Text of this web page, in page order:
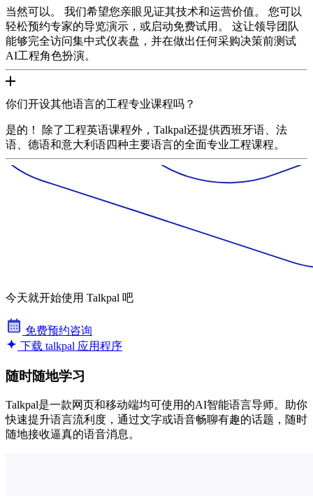
当然可以。 我们希望您亲眼见证其技术和运营价值。 您可以
轻松预约专家的导览演示，或启动免费试用。 这让领导团队
能够完全访问集中式仪表盘，并在做出任何采购决策前测试
AI工程角色扮演。
你们开设其他语言的工程专业课程吗？
是的！ 除了工程英语课程外，Talkpal还提供西班牙语、法
语、德语和意大利语四种主要语言的全面专业工程课程。
今天就开始使用 Talkpal 吧
免费预约咨询
下载 talkpal 应用程序
随时随地学习
Talkpal是一款网页和移动端均可使用的AI智能语言导师。助你
快速提升语言流利度，通过文字或语音畅聊有趣的话题，随时
随地接收逼真的语音消息。